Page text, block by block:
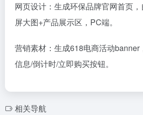
网页设计：生成环保品牌官网首页
屏大图+产品展示区，PC端。
营销素材：生成618电商活动banner
信息/倒计时/立即购买按钮。
相关导航